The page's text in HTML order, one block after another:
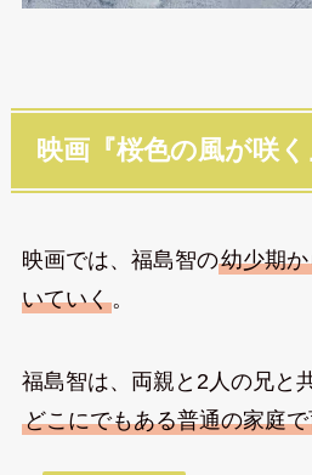
映画『桜色の風が咲
映画では、福島智の幼少期
いていく。
福島智は、両親と2人の兄と
どこにでもある普通の家庭